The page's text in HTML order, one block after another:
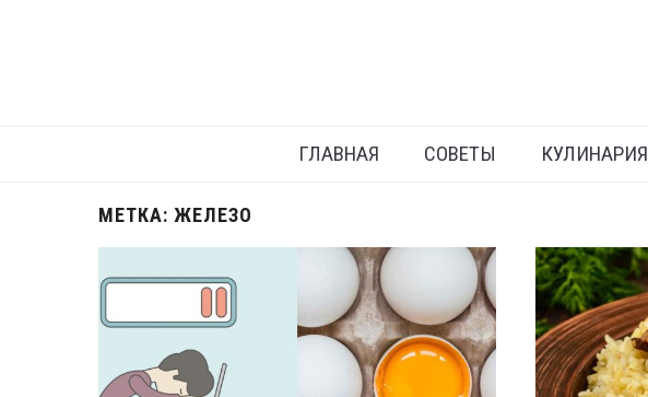
ГЛАВНАЯ СОВЕТЫ КУЛИНАРИЯ
МЕТКА: ЖЕЛЕЗО